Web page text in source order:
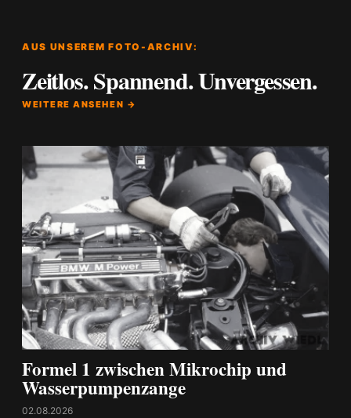
AUS UNSEREM FOTO-ARCHIV:
Zeitlos. Spannend. Unvergessen.
WEITERE ANSEHEN →
Formel 1 zwischen Mikrochip und
Wasserpumpenzange
02.08.2026